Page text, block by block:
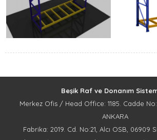
Beşik Raf ve Donanım
Merkez Ofis / Head Office: 1185. Cadde
ANKARA
Fabrika: 2019. Cd. No:21, Alcı OSB, 06909